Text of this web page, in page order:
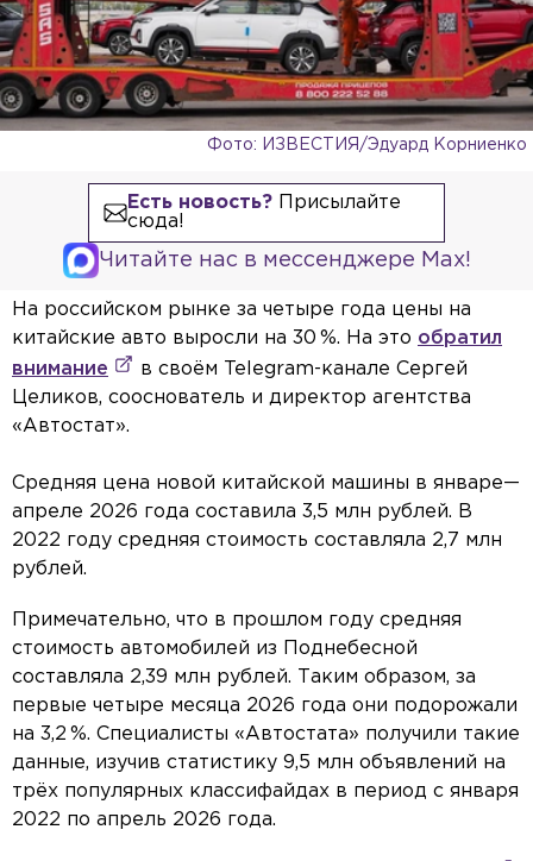
Фото: ИЗВЕСТИЯ/Эдуард Корниенко
Есть новость?Присылайте
сюда!
Читайте нас в мессенджере Max!
На российском рынке за четыре года цены на
китайские авто выросли на 30 %. На это обратил
внимание
в своём Telegram-канале Сергей
Целиков, сооснователь и директор агентства
«Автостат».
Средняя цена новой китайской машины в январе—
апреле 2026 года составила 3,5 млн рублей. В
2022 году средняя стоимость составляла 2,7 млн
рублей.
Примечательно, что в прошлом году средняя
стоимость автомобилей из Поднебесной
составляла 2,39 млн рублей. Таким образом, за
первые четыре месяца 2026 года они подорожали
на 3,2 %. Специалисты «Автостата» получили такие
данные, изучив статистику 9,5 млн объявлений на
трёх популярных классифайдах в период с января
2022 по апрель 2026 года.